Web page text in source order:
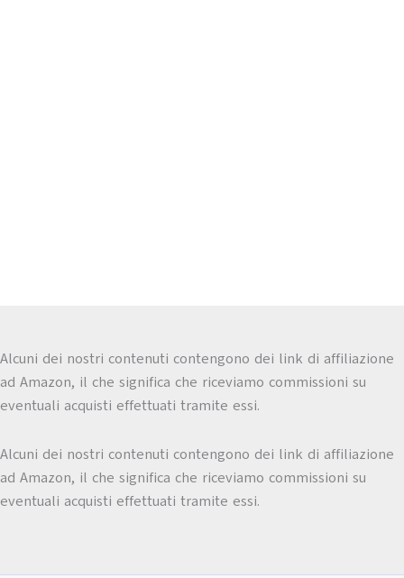
Alcuni dei nostri contenuti contengono dei link di affiliazione
ad Amazon, il che significa che riceviamo commissioni su
eventuali acquisti effettuati tramite essi.
Alcuni dei nostri contenuti contengono dei link di affiliazione
ad Amazon, il che significa che riceviamo commissioni su
eventuali acquisti effettuati tramite essi.